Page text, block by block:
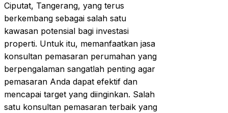
Ciputat, Tangerang, yang terus
berkembang sebagai salah satu
kawasan potensial bagi investasi
properti. Untuk itu, memanfaatkan jasa
konsultan pemasaran perumahan yang
berpengalaman sangatlah penting agar
pemasaran Anda dapat efektif dan
mencapai target yang diinginkan. Salah
satu konsultan pemasaran terbaik yang